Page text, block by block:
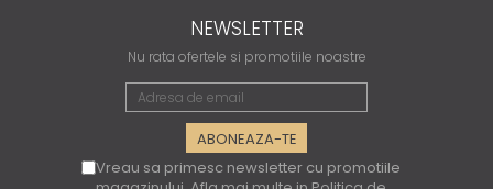
NEWSLETTER
Nu rata ofertele si promotiile noastre
Vreau sa primesc newsletter cu promotiile